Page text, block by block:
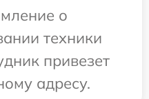
о
техники
привезет
адресу.